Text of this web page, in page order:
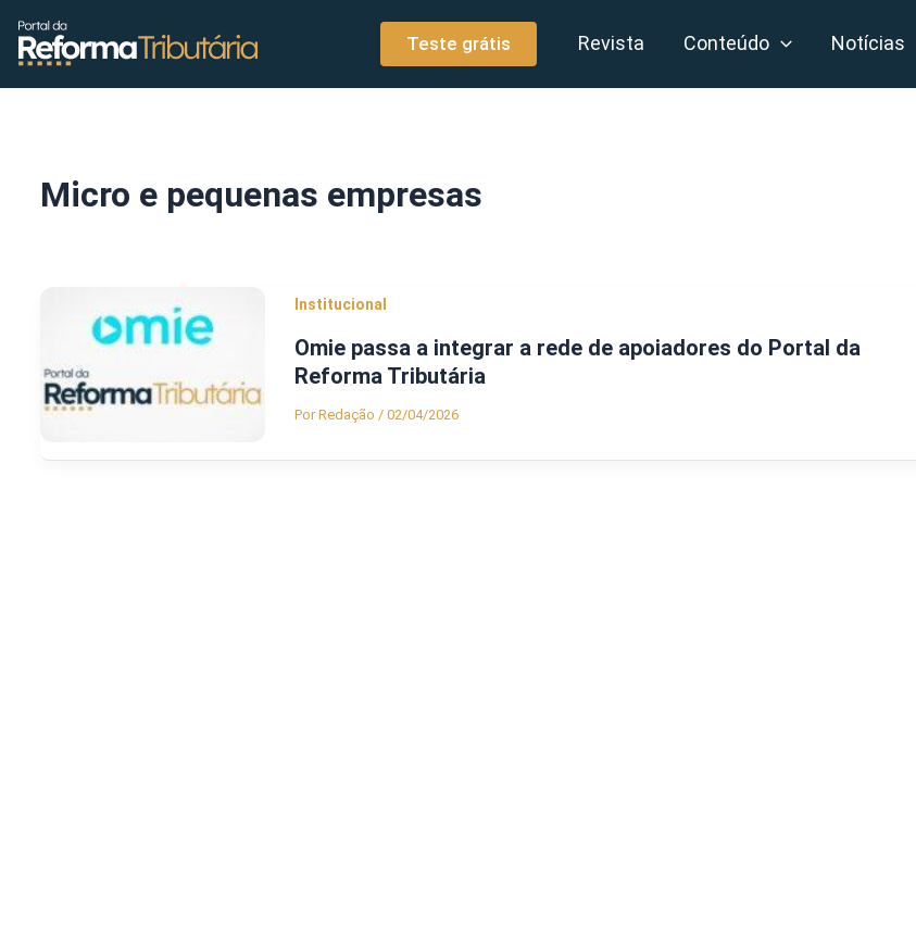
conteúdo
Teste grátis Revista Conteúdo Notícias
Micro e pequenas empresas
Institucional
Omie passa a integrar a rede de apoiadores do Portal da
Reforma Tributária
PorRedação / 02/04/2026